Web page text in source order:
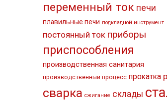
переменный ток печи
плавильные печи подкладной инструмент
постоянный ток приборы
приспособления
производственная санитария
производственный процесс прокатка
сварка сжигание склады